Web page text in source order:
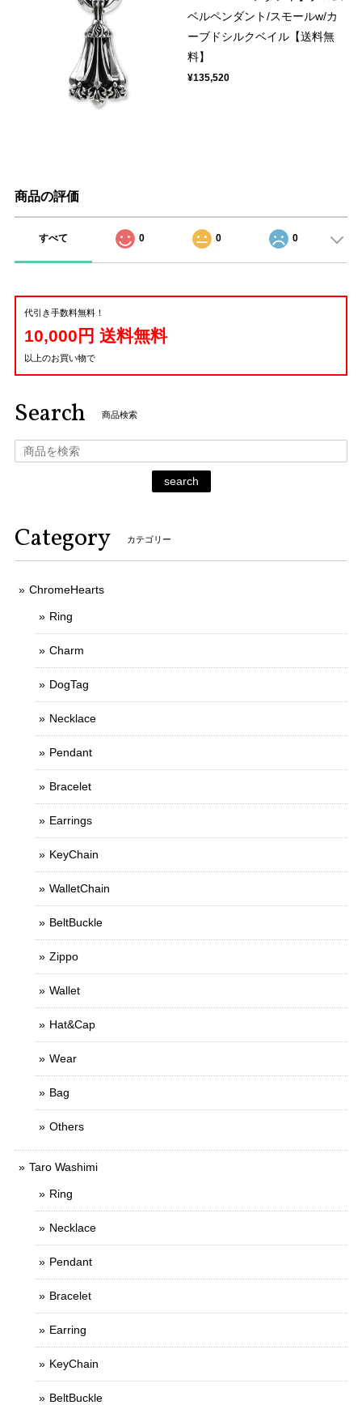
ベルペンダント/スモールw/カ
ーブドシルクベイル【送料無
料】
¥135,520
商品の評価
すべて 0 0 0
代引き手数料無料！
10,000円 送料無料
以上のお買い物で
Search 商品検索
search
Category カテゴリー
ChromeHearts
Ring
Charm
DogTag
Necklace
Pendant
Bracelet
Earrings
KeyChain
WalletChain
BeltBuckle
Zippo
Wallet
Hat&Cap
Wear
Bag
Others
Taro Washimi
Ring
Necklace
Pendant
Bracelet
Earring
KeyChain
BeltBuckle